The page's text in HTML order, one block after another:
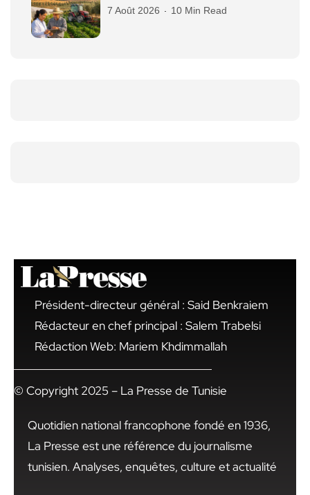
7 Août 2026 10 Min Read
Président-directeur général : Said Benkraiem
Rédacteur en chef principal : Salem Trabelsi
Rédaction Web: Mariem Khdimmallah
© Copyright 2025 – La Presse de Tunisie
Quotidien national francophone fondé en 1936,
La Presse est une référence du journalisme
tunisien. Analyses, enquêtes, culture et actualité